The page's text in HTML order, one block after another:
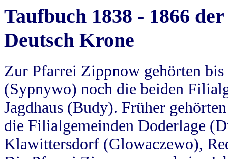
Taufbuch 1838 - 1866
Deutsch Krone
Zur Pfarrei Zippnow gehörten
(Sypnywo) noch die beiden
Jagdhaus (Budy). Früher
die Filialgemeinden Doderlage
Klawittersdorf (Glowaczewo),